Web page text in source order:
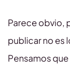
Parece obvio,
publicar no es
Pensamos